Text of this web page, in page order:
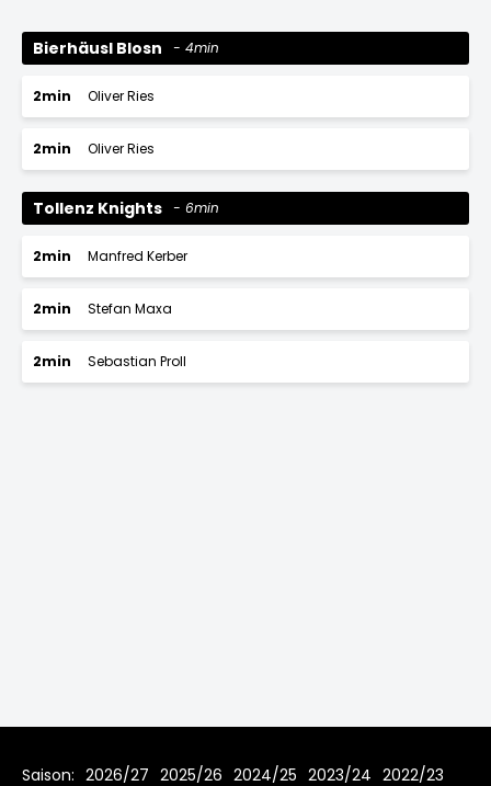
Bierhäusl Blosn 4min
2min Oliver Ries
2min Oliver Ries
Tollenz Knights 6min
2min Manfred Kerber
2min Stefan Maxa
2min Sebastian Proll
Saison: 2026/27 2025/26 2024/25 2023/24 2022/23